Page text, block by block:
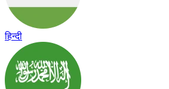
हिन्दी